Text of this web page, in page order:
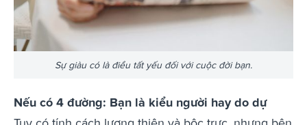
Sự giàu có là điều tất yếu đối với cuộc đời bạn.
Nếu có 4 đường: Bạn là kiểu người hay do dự